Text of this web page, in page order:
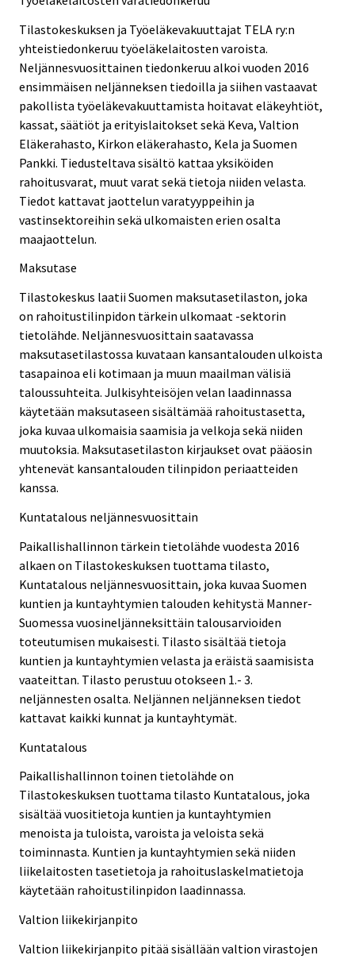
Tilastokeskuksen ja Työeläkevakuuttajat TELA ry:n
yhteistiedonkeruu työeläkelaitosten varoista.
Neljännesvuosittainen tiedonkeruu alkoi vuoden 2016
ensimmäisen neljänneksen tiedoilla ja siihen vastaavat
pakollista työeläkevakuuttamista hoitavat eläkeyhtiöt,
kassat, säätiöt ja erityislaitokset sekä Keva, Valtion
Eläkerahasto, Kirkon eläkerahasto, Kela ja Suomen
Pankki. Tiedusteltava sisältö kattaa yksiköiden
rahoitusvarat, muut varat sekä tietoja niiden velasta.
Tiedot kattavat jaottelun varatyyppeihin ja
vastinsektoreihin sekä ulkomaisten erien osalta
maajaottelun.
Maksutase
Tilastokeskus laatii Suomen maksutasetilaston, joka
on rahoitustilinpidon tärkein ulkomaat -sektorin
tietolähde. Neljännesvuosittain saatavassa
maksutasetilastossa kuvataan kansantalouden ulkoista
tasapainoa eli kotimaan ja muun maailman välisiä
taloussuhteita. Julkisyhteisöjen velan laadinnassa
käytetään maksutaseen sisältämää rahoitustasetta,
joka kuvaa ulkomaisia saamisia ja velkoja sekä niiden
muutoksia. Maksutasetilaston kirjaukset ovat pääosin
yhtenevät kansantalouden tilinpidon periaatteiden
kanssa.
Kuntatalous neljännesvuosittain
Paikallishallinnon tärkein tietolähde vuodesta 2016
alkaen on Tilastokeskuksen tuottama tilasto,
Kuntatalous neljännesvuosittain, joka kuvaa Suomen
kuntien ja kuntayhtymien talouden kehitystä Manner-
Suomessa vuosineljänneksittäin talousarvioiden
toteutumisen mukaisesti. Tilasto sisältää tietoja
kuntien ja kuntayhtymien velasta ja eräistä saamisista
vaateittan. Tilasto perustuu otokseen 1.- 3.
neljännesten osalta. Neljännen neljänneksen tiedot
kattavat kaikki kunnat ja kuntayhtymät.
Kuntatalous
Paikallishallinnon toinen tietolähde on
Tilastokeskuksen tuottama tilasto Kuntatalous, joka
sisältää vuositietoja kuntien ja kuntayhtymien
menoista ja tuloista, varoista ja veloista sekä
toiminnasta. Kuntien ja kuntayhtymien sekä niiden
liikelaitosten tasetietoja ja rahoituslaskelmatietoja
käytetään rahoitustilinpidon laadinnassa.
Valtion liikekirjanpito
Valtion liikekirjanpito pitää sisällään valtion virastojen